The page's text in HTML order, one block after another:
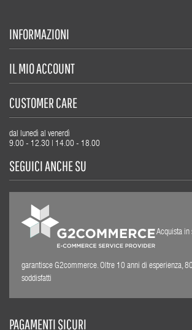
INFORMAZIONI
IL MIO ACCOUNT
CUSTOMER CARE
dal lunedì al venerdì
9.00 - 12.30 | 14.00 - 18.00
SEGUICI ANCHE SU
Acquista in
garantisce G2commerce. Oltre 10 anni di esperienza,
soddisfatti
PAGAMENTI SICURI